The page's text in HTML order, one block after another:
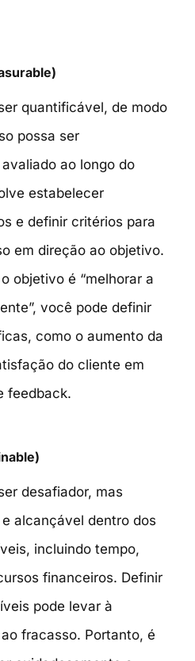
quantificável, de modo
possa ser
ao longo do
estabelecer
e definir critérios para
em direção ao objetivo.
objetivo é “melhorar a
você pode definir
como o aumento da
do cliente em
feedback.
desafiador, mas
alcançável dentro dos
incluindo tempo,
financeiros. Definir
pode levar à
fracasso. Portanto, é